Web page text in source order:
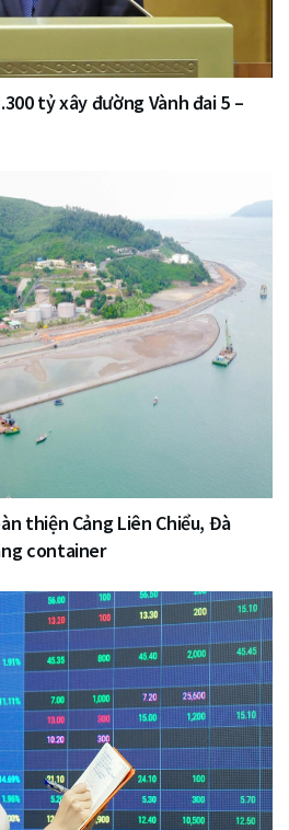
tỷ xây đường Vành đai 5 –
thiện Cảng Liên Chiểu, Đà
container